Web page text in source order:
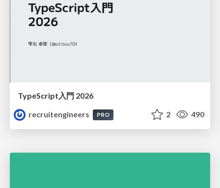
TypeScript入門 2026
recruitengineers
PRO 2 490